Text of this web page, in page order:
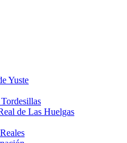
Yuste
de Las Huelgas